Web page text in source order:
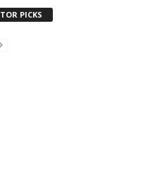
PICKS